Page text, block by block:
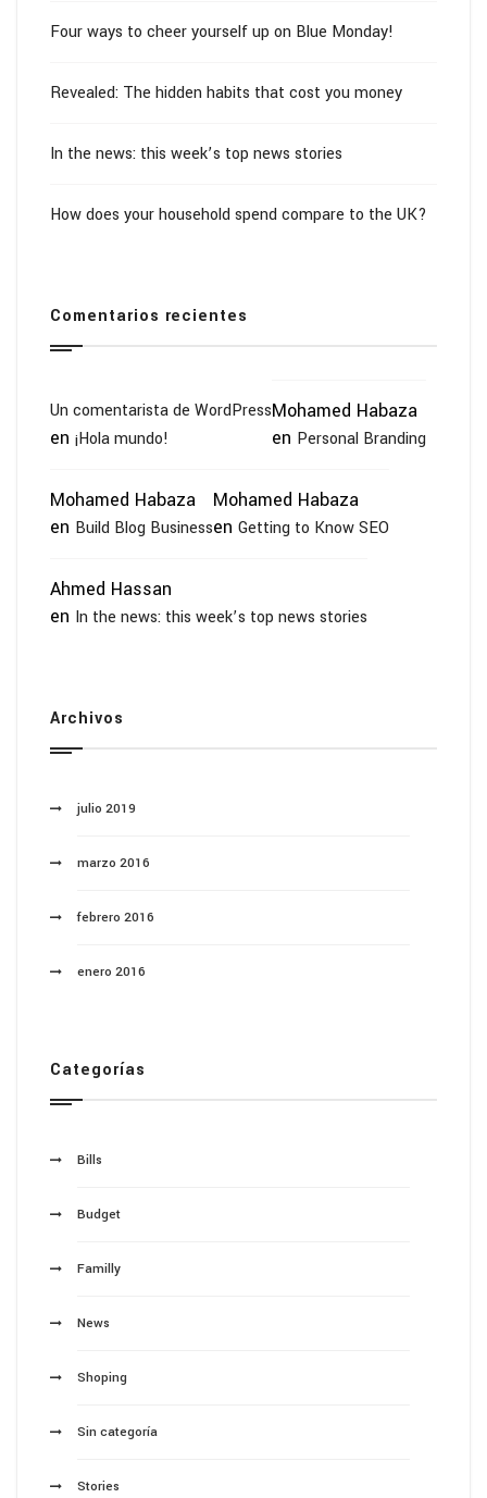
Four ways to cheer yourself up on Blue Monday!
Revealed: The hidden habits that cost you money
In the news: this week’s top news stories
How does your household spend compare to the UK?
Comentarios recientes
Un comentarista de WordPress
en ¡Hola mundo!
Mohamed Habaza
en Personal Branding
Mohamed Habaza
en Build Blog Business
Mohamed Habaza
en Getting to Know SEO
Ahmed Hassan
en In the news: this week’s top news stories
Archivos
julio 2019
marzo 2016
febrero 2016
enero 2016
Categorías
Bills
Budget
Familly
News
Shoping
Sin categoría
Stories